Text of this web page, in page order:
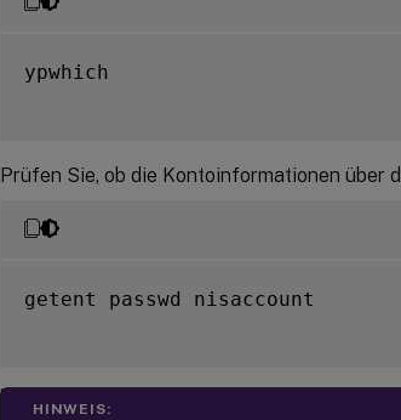
ypwhich
Prüfen Sie, ob die Kontoinformationen über
getent passwd nisaccount
HINWEIS: